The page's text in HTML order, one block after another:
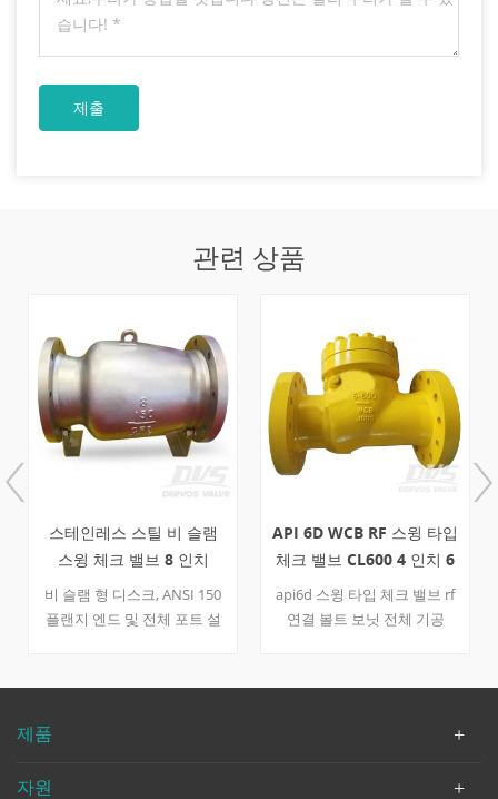
관련 상품
스테인레스 스틸 비 슬램
스윙 체크 밸브 8 인치
150l
비 슬램 형 디스크, ANSI 150
플랜지 엔드 및 전체 포트 설
항 유형 비 리턴 밸브 (체크
수업 150 구성 비 슬램 타입
조 저 같은 b16.34 끝으로 종
API 6D WCB RF 스윙 타입
체크 밸브 CL600 4 인치 6
인치
api6d 스윙 타입 체크 밸브 rf
연결 볼트 보닛 전체 기공
지. -29 ℃ ~ + 425 ℃에있는 적
성 bc, 스윙 타입 연결 타입 플
제품
자원